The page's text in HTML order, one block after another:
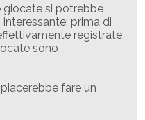
giocate si potrebbe
prima di
registrate,
sono
fare un